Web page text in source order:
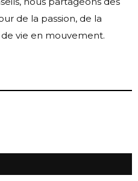
de la passion, de la
vie en mouvement.